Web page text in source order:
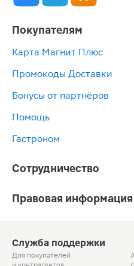
Покупателям
Карта Магнит Плюс
Промокоды Доставки
Бонусы от партнёров
Помощь
Гастроном
Сотрудничество
Правовая информация
Служба поддержки
Для покупателей